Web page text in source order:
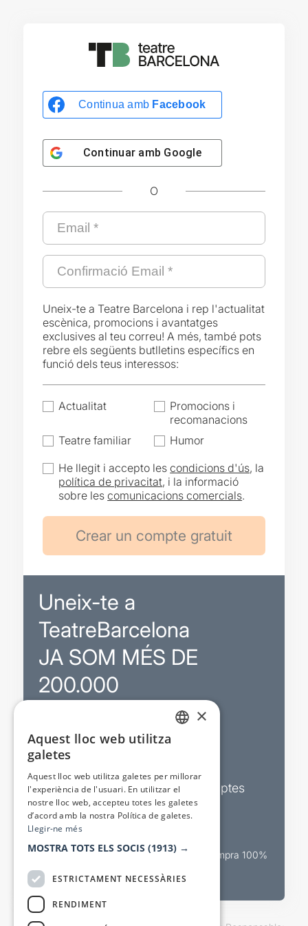
Continua amb Facebook
Continuar amb Google
O
Uneix-te a Teatre Barcelona i rep l'actualitat
escènica, promocions i avantatges
exclusives al teu correu! A més, també pots
rebre els següents butlletins específics en
funció dels teus interessos:
Actualitat
Promocions i
recomanacions
Teatre familiar
Humor
He llegit i accepto lescondicions d'ús, la
política de privacitat, i la informació
sobre lescomunicacions comercials.
Uneix-te a
TeatreBarcelona
JA SOM MÉS DE
200.000
Sortejos exclusius
Butlletins d’actualitat i descomptes
Valora espectacles
Canal oficial de venda teatral Compra 100%
×
Aquest lloc web utilitza
galetes
Aquest lloc web utilitza galetes per millorar
l'experiència de l'usuari. En utilitzar el
nostre lloc web, accepteu totes les galetes
d’acord amb la nostra Política de galetes.
Llegir-ne més
MOSTRA TOTS ELS SOCIS (1913) →
ESTRICTAMENT NECESSÀRIES
RENDIMENT